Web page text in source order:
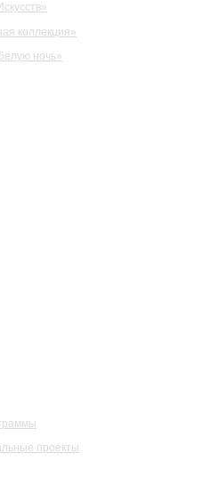
коллекция»
ночь»
проекты